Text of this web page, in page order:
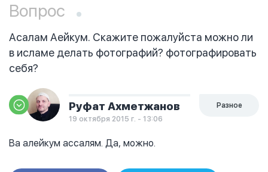
Вопрос
Асалам Аейкум. Скажите пожалуйста можно ли
в исламе делать фотографий? фотографировать
себя?
Руфат Ахметжанов
19 октября 2015 г. - 13:06
Разное
Ва алейкум ассалям. Да, можно.